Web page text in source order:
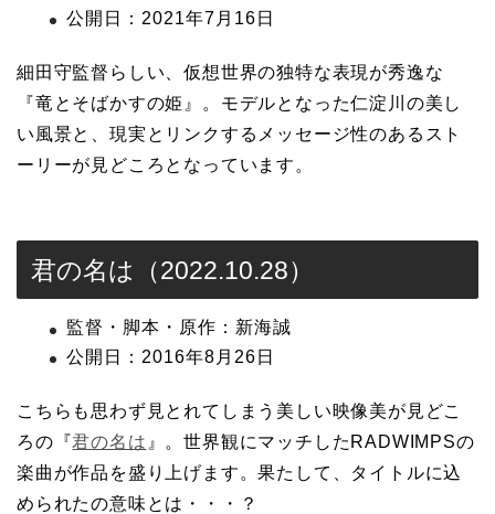
公開日：2021年7月16日
細田守監督らしい、仮想世界の独特な表現が秀逸な
『竜とそばかすの姫』。モデルとなった仁淀川の美し
い風景と、現実とリンクするメッセージ性のあるスト
ーリーが見どころとなっています。
君の名は（2022.10.28）
監督・脚本・原作：新海誠
公開日：2016年8月26日
こちらも思わず見とれてしまう美しい映像美が見どこ
ろの『君の名は 』。世界観にマッチしたRADWIMPSの
楽曲が作品を盛り上げます。果たして、タイトルに込
められたの意味とは・・・？